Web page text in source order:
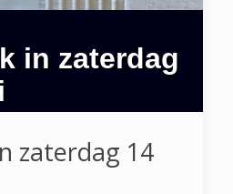
in zaterdag
zaterdag 14